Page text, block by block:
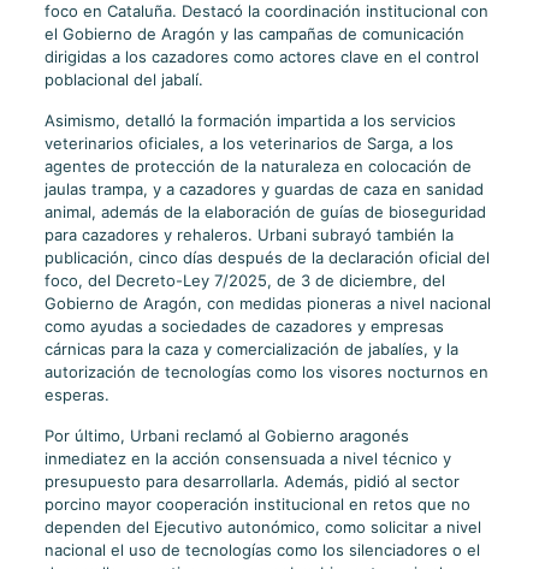
foco en Cataluña. Destacó la coordinación institucional con
el Gobierno de Aragón y las campañas de comunicación
dirigidas a los cazadores como actores clave en el control
poblacional del jabalí.
Asimismo, detalló la formación impartida a los servicios
veterinarios oficiales, a los veterinarios de Sarga, a los
agentes de protección de la naturaleza en colocación de
jaulas trampa, y a cazadores y guardas de caza en sanidad
animal, además de la elaboración de guías de bioseguridad
para cazadores y rehaleros. Urbani subrayó también la
publicación, cinco días después de la declaración oficial del
foco, del Decreto-Ley 7/2025, de 3 de diciembre, del
Gobierno de Aragón, con medidas pioneras a nivel nacional
como ayudas a sociedades de cazadores y empresas
cárnicas para la caza y comercialización de jabalíes, y la
autorización de tecnologías como los visores nocturnos en
esperas.
Por último, Urbani reclamó al Gobierno aragonés
inmediatez en la acción consensuada a nivel técnico y
presupuesto para desarrollarla. Además, pidió al sector
porcino mayor cooperación institucional en retos que no
dependen del Ejecutivo autonómico, como solicitar a nivel
nacional el uso de tecnologías como los silenciadores o el